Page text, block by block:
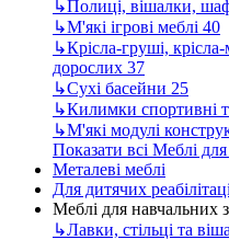
↳Полиці, вішалки,
↳М'які ігрові меблі 40
↳Крісла-груші,
дорослих 37
↳Сухі басейни 25
↳Килимки спортивні
↳М'які модулі
Показати всі Меблі
Металеві меблі
Для дитячих
Меблі для навчальних
↳Лавки, стільці та